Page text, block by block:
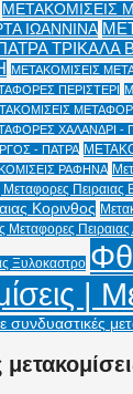
ΜΕΤΑΚΟΜΙΣΕΙΣ
ΙΩΑΝΝΙΝΑ
ΤΡΙΚΑΛΑ
ΜΕΤΑΚΟΜΙΣΕΙΣ
ΠΕΡΙΣΤΕΡΙ
ΧΑΛΑΝΔΡΙ -
- ΠΑΤΡΑ
ΡΑΦΗΝΑ
Μεταφορες Πειραιας
Κορινθος
Μεταφορες
Ξυλοκαστρο
|